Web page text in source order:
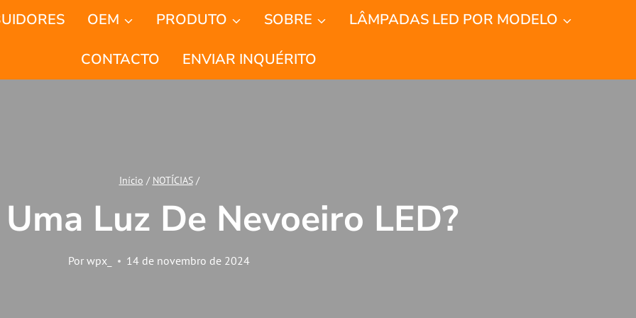
OEM PRODUTO SOBRE LÂMPADAS LED POR MODELO
CONTACTO ENVIAR INQUÉRITO
Início / NOTÍCIAS /
Luz De Nevoeiro LED?
Por wpx_ 14 de novembro de 2024